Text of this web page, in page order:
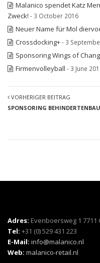
Malanico spendet Katz
Zweck! - 3 October 2016
Neuer Name für Mol
Crossdocking+- 3
Sponsoring Wings of
Firmenvolleyball - 3 June
VORHERIGER BEITRAG
SPONSORING
Adres: Evenboersweg 1 7711
Tel: +31 (0) 529 431 223
E-Mail: info@malanico.nl
Web: malanico-retail.nl